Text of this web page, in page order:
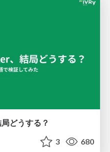
どうする？
3 680